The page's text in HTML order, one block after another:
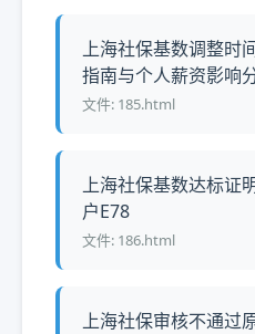
上海社保基数调整时
指南与个人薪资影响
文件: 185.html
上海社保基数达标证
户E78
文件: 186.html
上海社保审核不通过